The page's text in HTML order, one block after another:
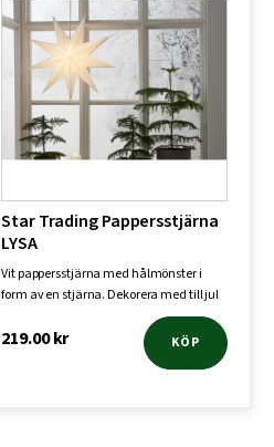
Star Trading Pappersstjärna
LYSA
Vit pappersstjärna med hålmönster i
form av en stjärna. Dekorera med till jul
219.00kr KÖP